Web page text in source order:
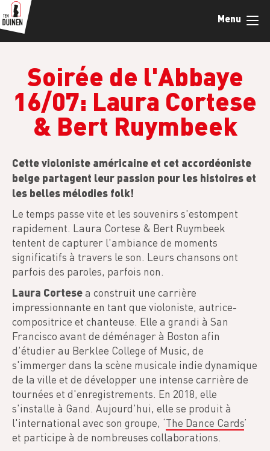
Skip
to
main
Menu
Soirée de l'Abbaye
16/07: Laura Cortese
& Bert Ruymbeek
Cette violoniste américaine et cet accordéoniste
belge partagent leur passion pour les histoires et
les belles mélodies folk!
Le temps passe vite et les souvenirs s'estompent
rapidement. Laura Cortese & Bert Ruymbeek
tentent de capturer l'ambiance de moments
significatifs à travers le son. Leurs chansons ont
parfois des paroles, parfois non.
Laura Cortesea construit une carrière
impressionnante en tant que violoniste, autrice-
compositrice et chanteuse. Elle a grandi à San
Francisco avant de déménager à Boston afin
d'étudier au Berklee College of Music, de
s'immerger dans la scène musicale indie dynamique
de la ville et de développer une intense carrière de
tournées et d'enregistrements. En 2018, elle
s'installe à Gand. Aujourd'hui, elle se produit à
l'international avec son groupe, ‘The Dance Cards’
et participe à de nombreuses collaborations.